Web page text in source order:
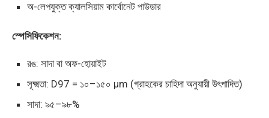
অ-লেপযুক্ত ক্যালসিয়াম কার্বোনেট পাউডার
স্পেসিফিকেশন:
রঙ: সাদা বা অফ-হোয়াইট
সূক্ষ্মতা: D97 = ১০–১৫০ μm (গ্রাহকের চাহিদা অনুযায়ী উৎপাদিত)
সাদা: ৯৫–৯৮%